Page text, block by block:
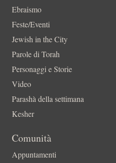
Ebraismo
Feste/Eventi
Jewish in the City
Parole di Torah
Personaggi e Storie
Video
Parashà della settimana
Kesher
Comunità
Appuntamenti